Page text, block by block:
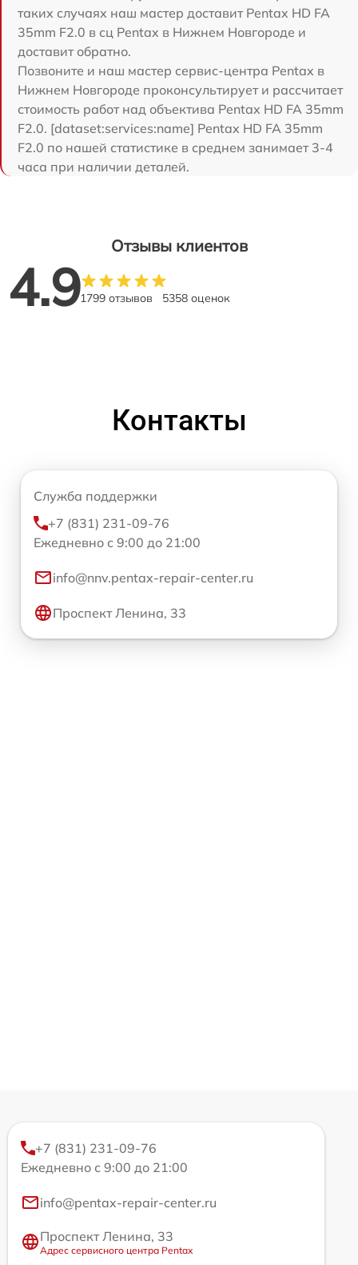
таких случаях наш мастер доставит Pentax HD FA
35mm F2.0 в сц Pentax в Нижнем Новгороде и
доставит обратно.
Позвоните и наш мастер сервис-центра Pentax в
Нижнем Новгороде проконсультирует и рассчитает
стоимость работ над объектива Pentax HD FA 35mm
F2.0. [dataset:services:name] Pentax HD FA 35mm
F2.0 по нашей статистике в среднем занимает 3-4
часа при наличии деталей.
Отзывы клиентов
4.91799 отзывов 5358 оценок
Контакты
Служба поддержки
+7 (831) 231-09-76
Ежедневно с 9:00 до 21:00
info@nnv.pentax-repair-center.ru
Проспект Ленина, 33
+7 (831) 231-09-76
Ежедневно с 9:00 до 21:00
info@pentax-repair-center.ru
Проспект Ленина, 33
Адрес сервисного центра Pentax